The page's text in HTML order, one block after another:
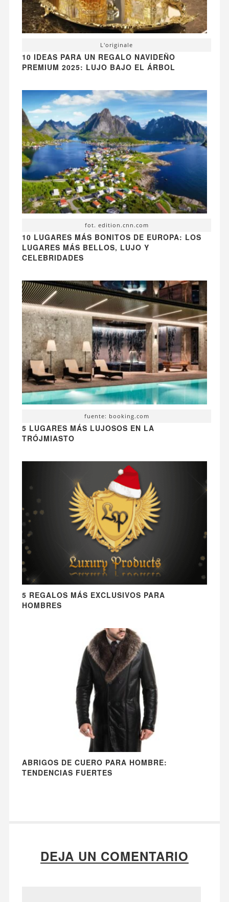
L'originale
10 IDEAS PARA UN REGALO NAVIDEÑO
PREMIUM 2025: LUJO BAJO EL ÁRBOL
fot. edition.cnn.com
10 LUGARES MÁS BONITOS DE EUROPA: LOS
LUGARES MÁS BELLOS, LUJO Y
CELEBRIDADES
fuente: booking.com
5 LUGARES MÁS LUJOSOS EN LA
TRÓJMIASTO
5 REGALOS MÁS EXCLUSIVOS PARA
HOMBRES
ABRIGOS DE CUERO PARA HOMBRE:
TENDENCIAS FUERTES
DEJA UN COMENTARIO